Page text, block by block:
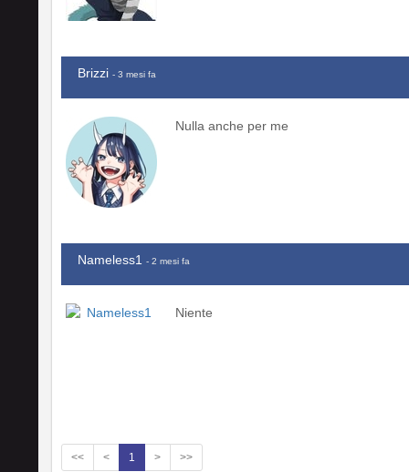
Brizzi - 3 mesi fa
Nulla anche per me
Nameless1 - 2 mesi fa
Niente
<< < 1 > >>